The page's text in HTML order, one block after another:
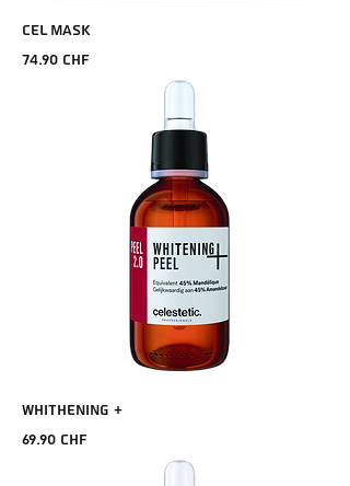
CEL MASK
Prix
74.90 CHF
WHITHENING +
Prix
69.90 CHF